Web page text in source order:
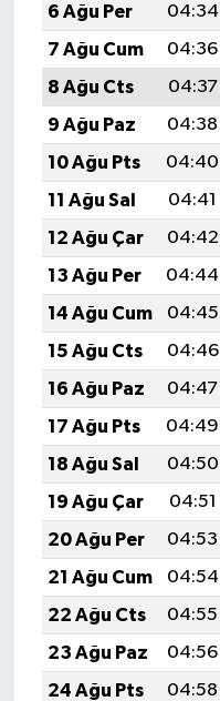
6 Ağu Per
04:34
7 Ağu Cum
04:36
8 Ağu Cts
04:37
9 Ağu Paz
04:38
10 Ağu Pts
04:40
11 Ağu Sal
04:41
12 Ağu Çar
04:42
13 Ağu Per
04:44
14 Ağu Cum
04:45
15 Ağu Cts
04:46
16 Ağu Paz
04:47
17 Ağu Pts
04:49
18 Ağu Sal
04:50
19 Ağu Çar
04:51
20 Ağu Per
04:53
21 Ağu Cum
04:54
22 Ağu Cts
04:55
23 Ağu Paz
04:56
24 Ağu Pts
04:58